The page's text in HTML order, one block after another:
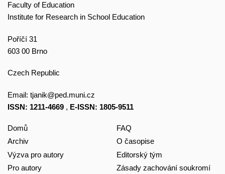
Faculty of Education
Institute for Research in School Education
Poříčí 31
603 00 Brno
Czech Republic
Email: tjanik@ped.muni.cz
ISSN: 1211-4669 , E-ISSN: 1805-9511
Domů
Archiv
Výzva pro autory
Pro autory
FAQ
O časopise
Editorský tým
Zásady zachování soukromí